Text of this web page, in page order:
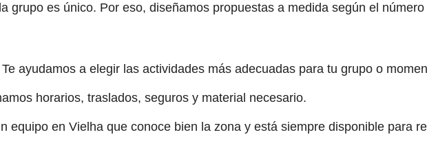
grupo es único. Por eso, diseñamos propuestas a medida según el
Te ayudamos a elegir las actividades más adecuadas para tu grupo o
horarios, traslados, seguros y material necesario.
equipo en Vielha que conoce bien la zona y está siempre disponible para